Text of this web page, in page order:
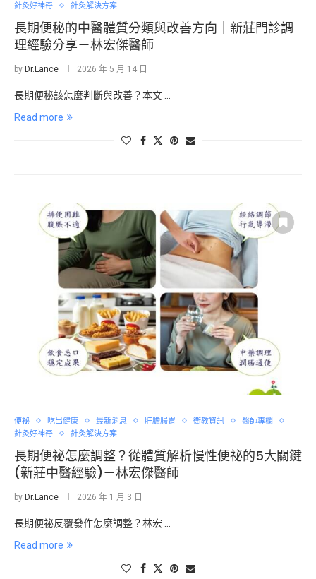
針灸好神奇
針灸解決方案
長期便秘的中醫體質分類與改善方向｜新莊門診調
理經驗分享－林宏傑醫師
by Dr.Lance 2026 年 5 月 14 日
長期便秘該怎麼判斷與改善？本文 …
Read more
便祕 吃出健康 最新消息 肝膽腸胃 衛教資訊
醫師專欄
針灸好神奇
針灸解決方案
長期便祕怎麼調整？從體質解析慢性便祕的5大關鍵
(新莊中醫經驗)－林宏傑醫師
by Dr.Lance 2026 年 1 月 3 日
長期便祕反覆發作怎麼調整？林宏 …
Read more